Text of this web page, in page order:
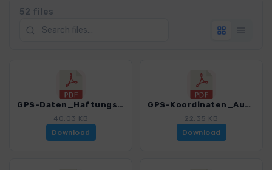
52 files
GPS-Daten_Haftungsausschluss-Nutzungsbedingungen.pdf
40.03 KB
Download
GPS-Koordinaten_Ausgangspunkte_WF_Magdeburg.pdf
22.35 KB
Download